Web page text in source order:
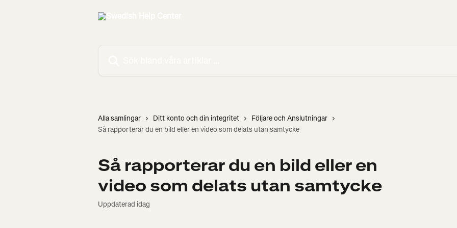
Alla samlingar Ditt konto och din integritet
Följare och Anslutningar
Så rapporterar du en bild eller en video som delats utan samtycke
Så rapporterar du en bild eller en
video som delats utan samtycke
Uppdaterad idag